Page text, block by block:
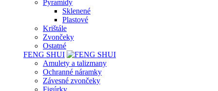
Pyramídy
Sklenené
Plastové
Krištále
Zvončeky
Ostatné
FENG SHUI
Amulety a talizmany
Ochranné náramky
Závesné zvončeky
Figúrky